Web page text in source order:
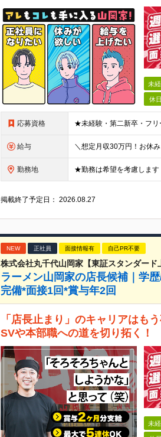
未
休
応募資格
給与
勤務地
掲載終了予定日：2026.08.27
NEW 正社員 面接情報有 自己PR不要
株式会社丸千代山岡家【東証スタンダード
ラーメン山岡家の店長候補｜学
完備*面接1回*賞与年2回
「店長止まり」のキャリアはも
SVや本部職への道を切り拓く！
未